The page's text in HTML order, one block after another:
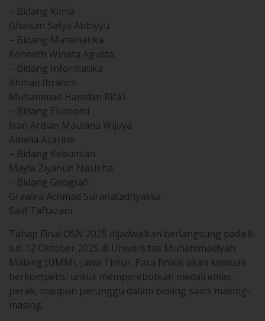
– Bidang Kimia
Ghaisan Satya Abbiyyu
– Bidang Matematika
Kenneth Winata Agusta
– Bidang Informatika
Ahmad Ibrahim
Muhammad Hamdan Rifa’i
– Bidang Ekonomi
Ivan Ardian Maulana Wijaya
Amelia Azarine
– Bidang Kebumian
Mayla Ziyanun Nasikha
– Bidang Geografi
Grawira Achmad Suranatadhyaksa
Said Taftazani
Tahap Final OSN 2025 dijadwalkan berlangsung pada 6
s.d. 12 Oktober 2025 di Universitas Muhammadiyah
Malang (UMM), Jawa Timur. Para finalis akan kembali
berkompetisi untuk memperebutkan medali emas,
perak, maupun perunggu dalam bidang sains masing-
masing.